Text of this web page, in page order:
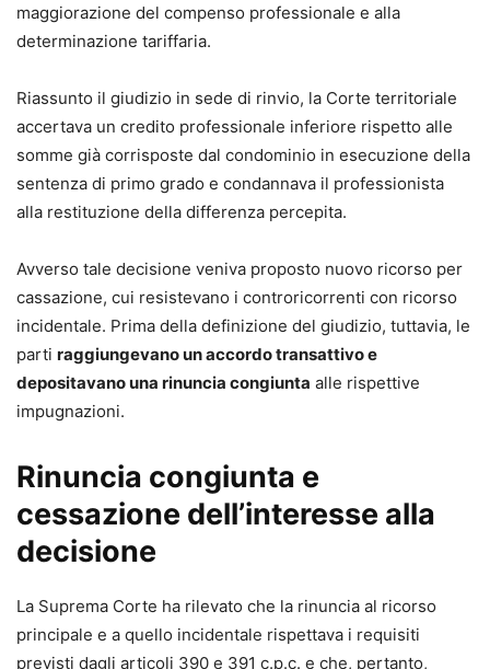
Ilricorso straordinario in Cassazione
Il ricorso per motivi di giurisdizione
Larevocazione per contrarietà alla CEDU
Ilnuovo procedimento davanti alla Corte di
Cassazione
Ilprocedimento per la decisione accelerata
Focus dedicati airicorsi in materia tributaria e
Quali problemi risolve
Comprendere come è cambiato davvero
giudizio di Cassazione dopo la riforma
Applicare correttamente le
improcedibilitàdel ricorso
Orientarsi tranovità legislative e giurisprudenza
consolidata
Perché è un volume unico
Analizzasia gli istituti tradizionali sia le
maggiorazione del compenso professionale e alla
determinazione tariffaria.
Riassunto il giudizio in sede di rinvio, la Corte territoriale
accertava un credito professionale inferiore rispetto alle
somme già corrisposte dal condominio in esecuzione della
sentenza di primo grado e condannava il professionista
alla restituzione della differenza percepita.
Avverso tale decisione veniva proposto nuovo ricorso per
cassazione, cui resistevano i controricorrenti con ricorso
incidentale. Prima della definizione del giudizio, tuttavia, le
parti raggiungevano un accordo transattivo e
depositavano una rinuncia congiunta alle rispettive
impugnazioni.
Rinuncia congiunta e
cessazione dell’interesse alla
decisione
La Suprema Corte ha rilevato che la rinuncia al ricorso
principale e a quello incidentale rispettava i requisiti
previsti dagli articoli 390 e 391 c.p.c. e che, pertanto,